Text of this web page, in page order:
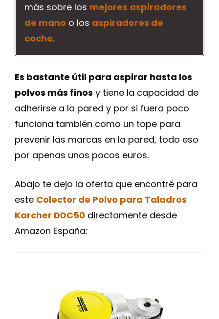
más sobre los mejores aspiradores
de mano o los aspiradores de
coche.
Es bastante útil para aspirar hasta los
polvos más finos y tiene la capacidad de
adherirse a la pared y por si fuera poco
funciona también como un tope para
prevenir las marcas en la pared, todo eso
por apenas unos pocos euros.
Abajo te dejo la oferta que encontré para
este Colector de Polvo para Taladros
Karcher DDC50 directamente desde
Amazon España: